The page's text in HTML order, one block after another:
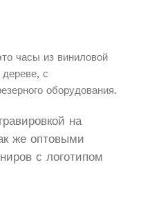
часы из виниловой
с
оборудования.
на
же оптовыми
с логотипом